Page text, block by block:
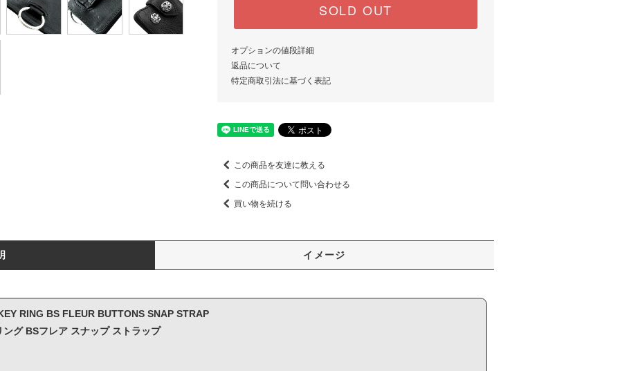
SOLD OUT
オプションの値段詳細
返品について
特定商取引法に基づく表記
この商品を友達に教える
この商品について問い合わせる
買い物を続ける
イメージ
RING BS FLEUR BUTTONS SNAP STRAP
グ BSフレア スナップ ストラップ